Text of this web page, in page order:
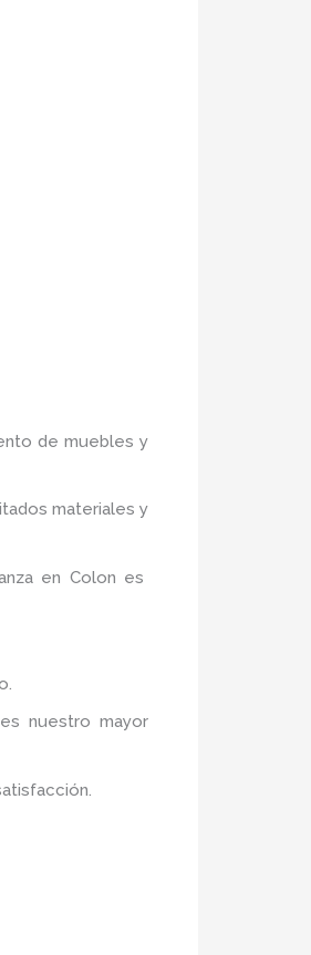
de muebles y
materiales y
en Colon es
nuestro mayor